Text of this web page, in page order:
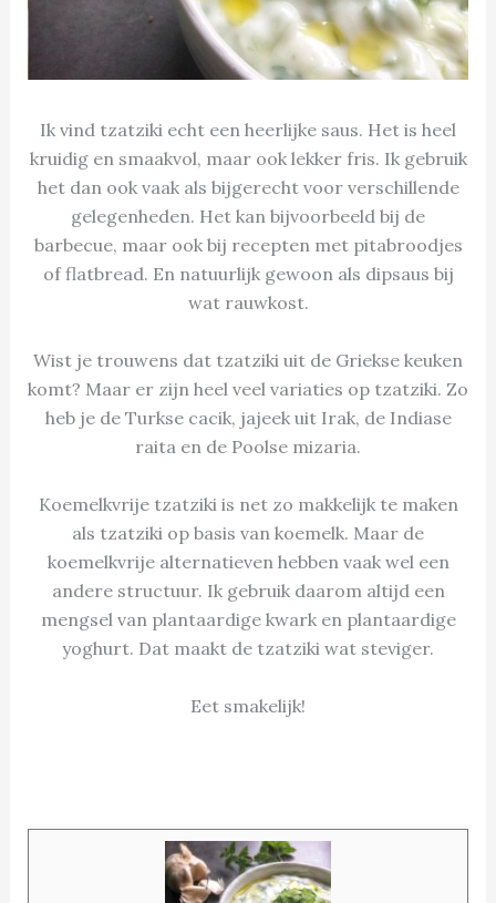
Ik vind tzatziki echt een heerlijke saus. Het is heel
kruidig en smaakvol, maar ook lekker fris. Ik gebruik
het dan ook vaak als bijgerecht voor verschillende
gelegenheden. Het kan bijvoorbeeld bij de
barbecue, maar ook bij recepten met pitabroodjes
of flatbread. En natuurlijk gewoon als dipsaus bij
wat rauwkost.
Wist je trouwens dat tzatziki uit de Griekse keuken
komt? Maar er zijn heel veel variaties op tzatziki. Zo
heb je de Turkse cacik, jajeek uit Irak, de Indiase
raita en de Poolse mizaria.
Koemelkvrije tzatziki is net zo makkelijk te maken
als tzatziki op basis van koemelk. Maar de
koemelkvrije alternatieven hebben vaak wel een
andere structuur. Ik gebruik daarom altijd een
mengsel van plantaardige kwark en plantaardige
yoghurt. Dat maakt de tzatziki wat steviger.
Eet smakelijk!